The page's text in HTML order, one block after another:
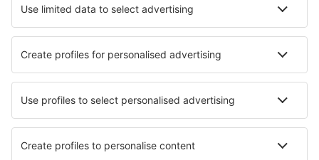
Transfery
Sportovní události
Přečtěte si více
Garance nejnižší ceny
Mobilní aplikace
Letecké společnosti
Ryanair